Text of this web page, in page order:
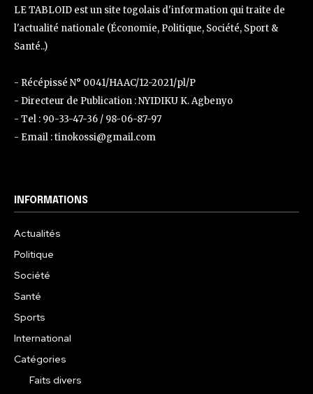
LE TABLOID est un site togolais d'information qui traite de
l'actualité nationale (Économie, Politique, Société, Sport &
Santé..)
- Récépissé N° 0041/HAAC/12-2021/pl/P
- Directeur de Publication : NYIDIKU K. Agbenyo
- Tel : 90-33-47-36 / 98-06-87-97
- Email : tinokossi@gmail.com
INFORMATIONS
Actualités
Politique
Société
Santé
Sports
International
Catégories
Faits divers